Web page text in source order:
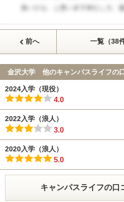
前へ 一覧（38件
金沢大学 他のキャンパスライフの
2024入学（現役）
4.0
2022入学（浪人）
3.0
2020入学（浪人）
5.0
キャンパスライフの口